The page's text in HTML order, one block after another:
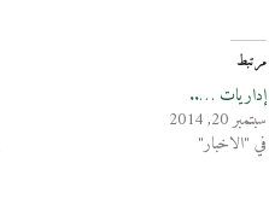
مرتبط
إداريات …..
سبتمبر 20, 2014
في "الاخبار"